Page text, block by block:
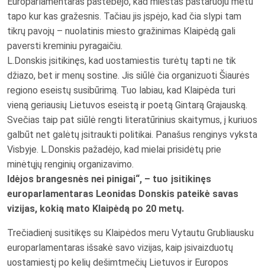
tapo kur kas gražesnis. Tačiau jis įspėjo, kad čia slypi tam
tikrų pavojų – nuolatinis miesto gražinimas Klaipėdą gali
paversti kreminiu pyragaičiu.
L.Donskis įsitikinęs, kad uostamiestis turėtų tapti ne tik
džiazo, bet ir menų sostine. Jis siūlė čia organizuoti Šiaurės
regiono eseistų susibūrimą. Tuo labiau, kad Klaipėda turi
vieną geriausių Lietuvos eseistą ir poetą Gintarą Grajauską.
Svečias taip pat siūlė rengti literatūrinius skaitymus, į kuriuos
galbūt net galėtų įsitraukti politikai. Panašus renginys vyksta
Visbyje. L.Donskis pažadėjo, kad mielai prisidėtų prie
minėtųjų renginių organizavimo.
Idėjos brangesnės nei pinigai“, – tuo įsitikinęs
europarlamentaras Leonidas Donskis pateikė savas
vizijas, kokią mato Klaipėdą po 20 metų.
Trečiadienį susitikęs su Klaipėdos meru Vytautu Grubliausku
europarlamentaras išsakė savo vizijas, kaip įsivaizduotų
uostamiestį po kelių dešimtmečių Lietuvos ir Europos